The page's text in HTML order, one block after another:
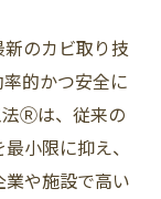
のカビ取り技
的かつ安全に
法Ⓡは、従来の
小限に抑え、
や施設で高い